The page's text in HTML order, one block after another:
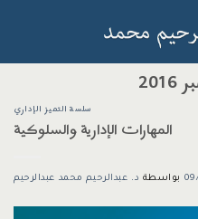
سلسة التميز الإداري
المهارات الإدارية والسلوكية
بواسطة د. عبدالرحيم محمد عبدالرحيم